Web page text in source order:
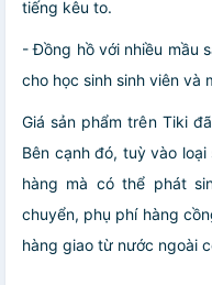
tiếng kêu to.
- Đồng hồ với nhiều mầu
cho học sinh sinh viên và
Giá sản phẩm trên Tiki
Bên cạnh đó, tuỳ vào
hàng mà có thể phát
chuyển, phụ phí hàng
hàng giao từ nước ngoài